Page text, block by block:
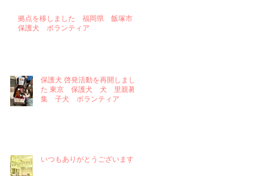
拠点を移しました 福岡県 飯塚市
保護犬 ボランティア
保護犬 啓発活動を再開しまし
た 東京 保護犬 犬 里親募
集 子犬 ボランティア
いつもありがとうございます！